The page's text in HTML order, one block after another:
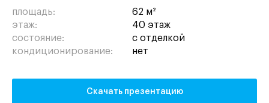
площадь:
62 м²
этаж:
40 этаж
состояние:
с отделкой
кондиционирование:
нет
Скачать презентацию